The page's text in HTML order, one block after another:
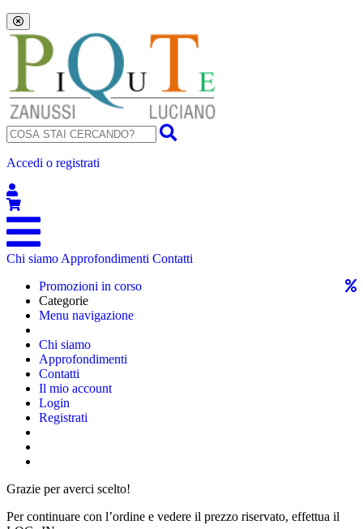
Accedi o registrati
Chi siamo Approfondimenti Contatti
Promozioni in corso
Categorie
Menu navigazione
Chi siamo
Approfondimenti
Contatti
Il mio account
Login
Registrati
Grazie per averci scelto!
Per continuare con l’ordine e vedere il prezzo riservato, effettua il